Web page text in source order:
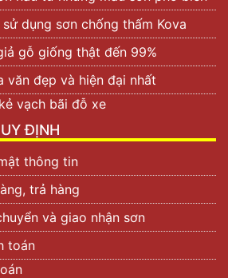
dụng sơn chống thấm Kova
gỗ giống thật đến 99%
văn đẹp và hiện đại nhất
vạch bãi đỗ xe
ĐỊNH
thông tin
trả hàng
và giao nhận sơn
toán